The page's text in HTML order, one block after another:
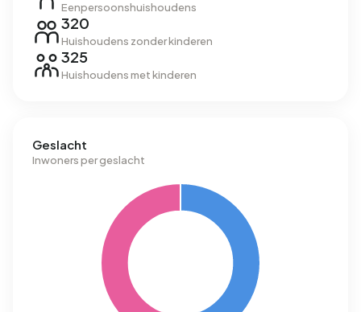
Eenpersoonshuishoudens
320
Huishoudens zonder kinderen
325
Huishoudens met kinderen
Geslacht
Inwoners per geslacht